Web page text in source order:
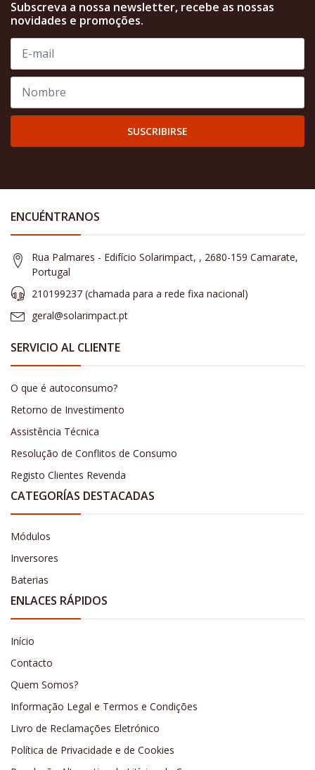
Subscreva a nossa newsletter, recebe as nossas
novidades e promoções.
SUSCRIBIRSE
ENCUÉNTRANOS
Rua Palmares - Edifício Solarimpact, , 2680-159 Camarate,
Portugal
210199237 (​chamada para a rede fixa nacional)
geral@solarimpact.pt
SERVICIO AL CLIENTE
O que é autoconsumo?
Retorno de Investimento
Assistência Técnica
Resolução de Conflitos de Consumo
Registo Clientes Revenda
CATEGORÍAS DESTACADAS
Módulos
Inversores
Baterias
ENLACES RÁPIDOS
Início
Contacto
Quem Somos?
Informação Legal e Termos e Condições
Livro de Reclamações Eletrónico
Política de Privacidade e de Cookies